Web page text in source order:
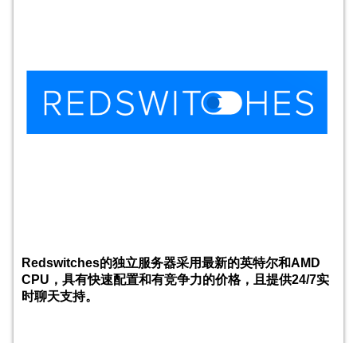
Redswitches的独立服务器采用最新的英特尔和AMD
CPU，具有快速配置和有竞争力的价格，且提供24/7实
时聊天支持。